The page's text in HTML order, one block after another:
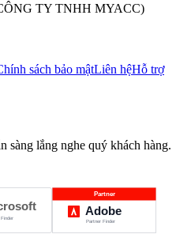
TY TNHH MYACC)
sách bảo mậtLiên hệHỗ trợ
sàng lắng nghe quý khách hàng.